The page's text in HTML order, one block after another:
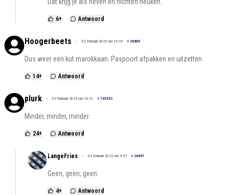
6+ Antwoord
Hoogerbeets 02 februari 2025 om 14:55 + 30805
Dus weer een kut marokkaan. Paspoort afpakken en uitzetten.
14+ Antwoord
plurk 02 februari 2025 om 14:51 + 149252
Minder, minder, minder.
24+ Antwoord
LangeFries 03 februari 2025 om 9:57 + 20007
Geen, geen, geen.
4+ Antwoord